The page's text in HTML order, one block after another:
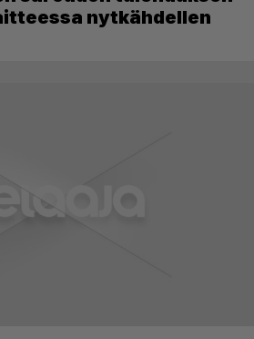
nytkähdellen